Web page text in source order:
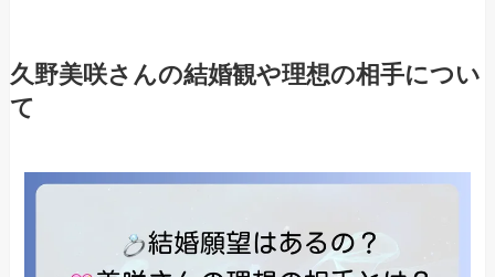
久野美咲さんの結婚観や理想の相手につい
て